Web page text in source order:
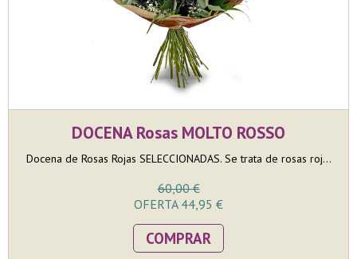
DOCENA Rosas MOLTO ROSSO
Docena de Rosas Rojas SELECCIONADAS. Se trata de rosas roj...
60,00 €
OFERTA 44,95 €
COMPRAR